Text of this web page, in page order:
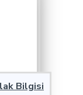
Bilgisi